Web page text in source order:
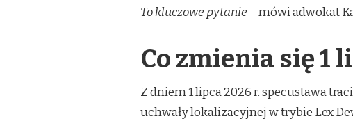
To kluczowe pytanie – mówi adwokat
Co zmienia się 1
Z dniem 1 lipca 2026 r. specustawa
uchwały lokalizacyjnej w trybie Lex